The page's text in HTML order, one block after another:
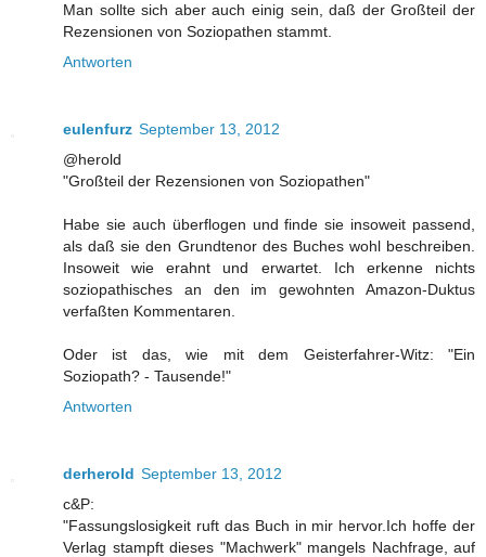
Man sollte sich aber auch einig sein, daß der Großteil der
Rezensionen von Soziopathen stammt.
Antworten
eulenfurz September 13, 2012
@herold
"Großteil der Rezensionen von Soziopathen"
Habe sie auch überflogen und finde sie insoweit passend,
als daß sie den Grundtenor des Buches wohl beschreiben.
Insoweit wie erahnt und erwartet. Ich erkenne nichts
soziopathisches an den im gewohnten Amazon-Duktus
verfaßten Kommentaren.
Oder ist das, wie mit dem Geisterfahrer-Witz: "Ein
Soziopath? - Tausende!"
Antworten
derherold September 13, 2012
c&P:
"Fassungslosigkeit ruft das Buch in mir hervor.Ich hoffe der
Verlag stampft dieses "Machwerk" mangels Nachfrage, auf